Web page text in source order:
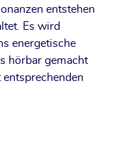
ent­ste­hen
Es wird
ener­ge­ti­sche
hör­bar gemacht